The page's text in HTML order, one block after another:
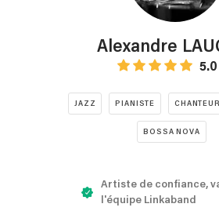
Alexandre
5.0
JAZZ PIANISTE CHANTEUR
BOSSA NOVA
Artiste de confiance,
l'équipe Linkaband